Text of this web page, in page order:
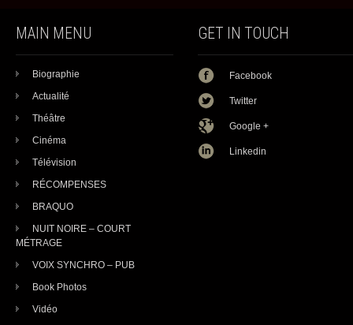
MAIN MENU
Biographie
Actualité
Théâtre
Cinéma
Télévision
RÉCOMPENSES
BRAQUO
NUIT NOIRE – COURT
MÉTRAGE
VOIX SYNCHRO – PUB
Book Photos
Vidéo
GET IN TOUCH
Facebook
Twitter
Google +
Linkedin